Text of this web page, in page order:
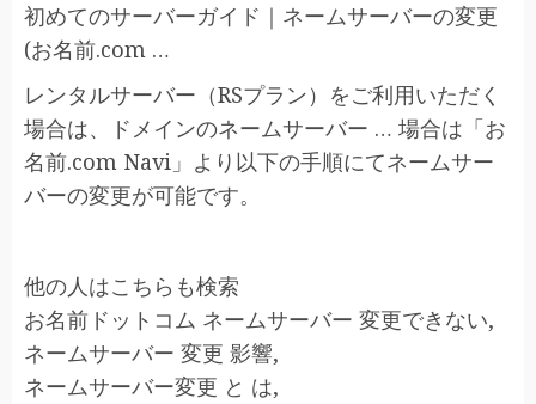
初めてのサーバーガイド｜ネームサーバーの変更
(お名前.com …
レンタルサーバー（RSプラン）をご利用いただく
場合は、ドメインのネームサーバー … 場合は「お
名前.com Navi」より以下の手順にてネームサー
バーの変更が可能です。
他の人はこちらも検索
お名前ドットコム ネームサーバー 変更できない,
ネームサーバー 変更 影響,
ネームサーバー変更 と は,